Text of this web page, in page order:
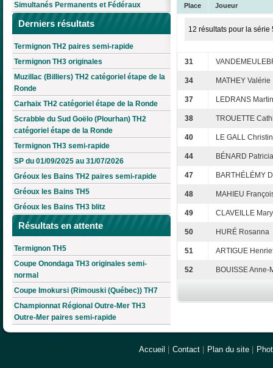
Simultanés Permanents et Fédéraux
Derniers résultats
Termignon TH2 paires semi-rapide
Termignon TH3 originales
Muzillac (Billiers) TH2 catégoriel étape de la
Ronde
Carhaix TH2 catégoriel étape de la Ronde
Scrabble du Sud Goëlo (Plourhan) TH2
catégoriel étape de la Ronde
Termignon TH3 semi-rapide
SP du 01/09/2025 au 31/07/2026
Gréoux les Bains TH2 paires semi-rapide
Gréoux les Bains TH5
Gréoux les Bains TH3 blitz
Résultats en attente
Termignon TH5
Coupe Onondaga TH3 originales semi-
normal
Coupe Imokursi (Rimouski (Québec)) TH7
Championnat Régional Outre-Mer TH3
Outre-Mer paires semi-rapide
Place Joueur
12 résultats pour la série
31
34 MATHEY Valérie
37 LEDRANS
38 TROUETTE
40 LE GALL
44 BÉNARD Patricia
47 BARTHÉLÉMY
48 MAHIEU
49 CLAVEILLE
50 HURÉ Rosanna
51 ARTIGUE
52 BOUISSE Anne-
Accueil Contact Plan du site